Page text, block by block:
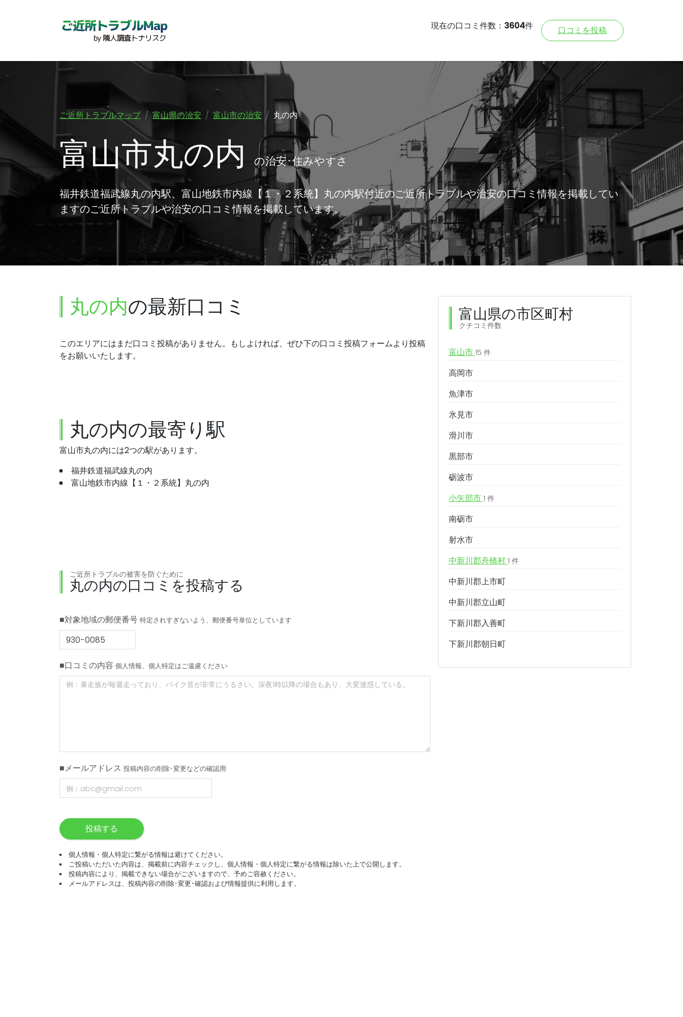
現在の口コミ件数： 3604件 口コミを投稿
ご近所トラブルマップ 富山県の治安 富山市の治安 丸の内
富山市丸の内 の治安･住みやすさ
福井鉄道福武線丸の内駅、富山地鉄市内線【１・２系統】丸の内駅付近のご近所トラブルや治安の口コミ情報を掲載してい
ますのご近所トラブルや治安の口コミ情報を掲載しています。
丸の内の最新口コミ
このエリアにはまだ口コミ投稿がありません。もしよければ、ぜひ下の口コミ投稿フォームより投稿
をお願いいたします。
丸の内の最寄り駅
富山市丸の内には2つの駅があります。
福井鉄道福武線丸の内
富山地鉄市内線【１・２系統】丸の内
ご近所トラブルの被害を防ぐために
丸の内の口コミを投稿する
■対象地域の郵便番号 特定されすぎないよう、郵便番号単位としています
■口コミの内容 個人情報、個人特定はご遠慮ください
■メールアドレス 投稿内容の削除･変更などの確認用
投稿する
個人情報・個人特定に繋がる情報は避けてください。
ご投稿いただいた内容は、掲載前に内容チェックし、個人情報・個人特定に繋がる情報は除いた上で公開します。
投稿内容により、掲載できない場合がございますので、予めご容赦ください。
メールアドレスは、投稿内容の削除･変更･確認および情報提供に利用します。
富山県の市区町村
クチコミ件数
富山市 15 件
高岡市
魚津市
氷見市
滑川市
黒部市
砺波市
小矢部市 1 件
南砺市
射水市
中新川郡舟橋村 1 件
中新川郡上市町
中新川郡立山町
下新川郡入善町
下新川郡朝日町